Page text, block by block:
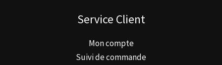
Service Client
Mon compte
Suivi de commande